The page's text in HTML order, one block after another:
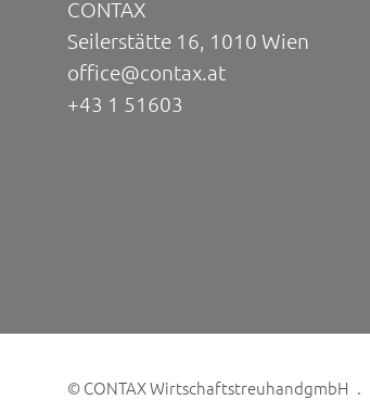
CONTAX
Seilerstätte 16, 1010 Wien
office@contax.at
+43 1 51603
© CONTAX WirtschaftstreuhandgmbH